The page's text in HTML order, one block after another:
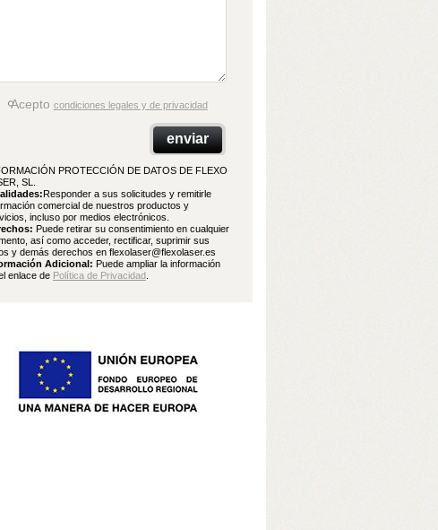
Acepto condiciones legales y de privacidad
PROTECCIÓN DE DATOS DE FLEXO
SL.
Responder a sus solicitudes y remitirle
comercial de nuestros productos y
incluso por medios electrónicos.
Puede retirar su consentimiento en cualquier
así como acceder, rectificar, suprimir sus
y demás derechos en flexolaser@flexolaser.es
Adicional: Puede ampliar la información
enlace de Política de Privacidad